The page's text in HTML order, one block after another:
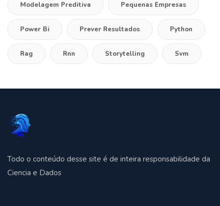
Modelagem Preditiva Pequenas Empresas
Power Bi Prever Resultados Python
Rag Rnn Storytelling Svm
Todo o conteúdo desse site é de inteira responsabilidade da
Ciencia e Dados